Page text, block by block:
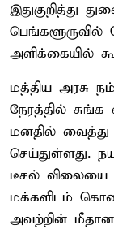
இதுகுறித்து
பெங்களூருவில்
அளிக்கையில்
மத்திய அரசு
நேரத்தில்
மனதில்
செய்துள்ளது.
டீசல் விலையை
மக்களிடம்
அவற்றின் மீதான